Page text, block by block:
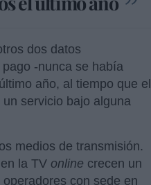
dos datos
-nunca se había
año, al tiempo que el
servicio bajo alguna
medios de transmisión.
la TV online crecen un
con sede en